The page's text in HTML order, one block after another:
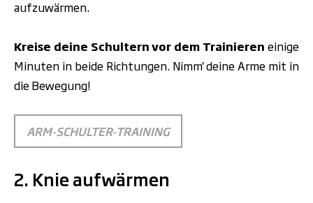
aufzuwärmen.
Kreise deine Schultern vor dem Trainieren einige
Minuten in beide Richtungen. Nimm' deine Arme mit in
die Bewegung!
ARM-SCHULTER-TRAINING
2. Knie aufwärmen